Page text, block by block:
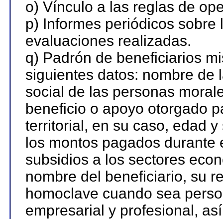
o) Vínculo a las reglas de
p) Informes periódicos
evaluaciones realizadas.
q) Padrón de beneficiarios
siguientes datos: nombre de
social de las personas
beneficio o apoyo otorgado
territorial, en su caso, edad
los montos pagados
subsidios a los sectores
nombre del beneficiario, su
homoclave cuando sea
empresarial y profesional,